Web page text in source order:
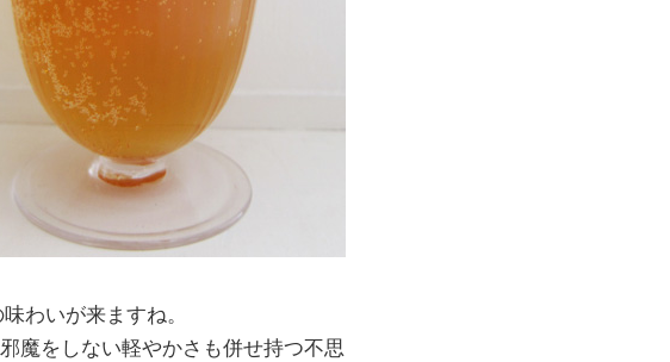
わいが来ますね。
魔をしない軽やかさも併せ持つ不思